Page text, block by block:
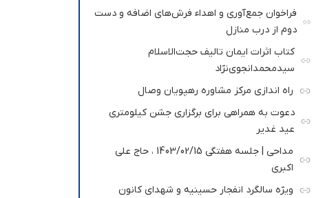
فراخوان جمع‌آوری و اهداء فرش‌های اضافه و دست
دوم از درب منازل
کتاب اثرات ایمان تالیف حجت‌الاسلام
سیدمحمدانجوی‌نژاد
راه اندازی مرکز مشاوره رهپویان وصال
دعوت به همراهی برای برگزاری جشن کیلومتری
عید غدیر
مداحی | جلسه هفتگی 1403/02/15 ، حاج علی
اکبری
ویژه سالگرد انفجار حسینیه و شهدای کانون